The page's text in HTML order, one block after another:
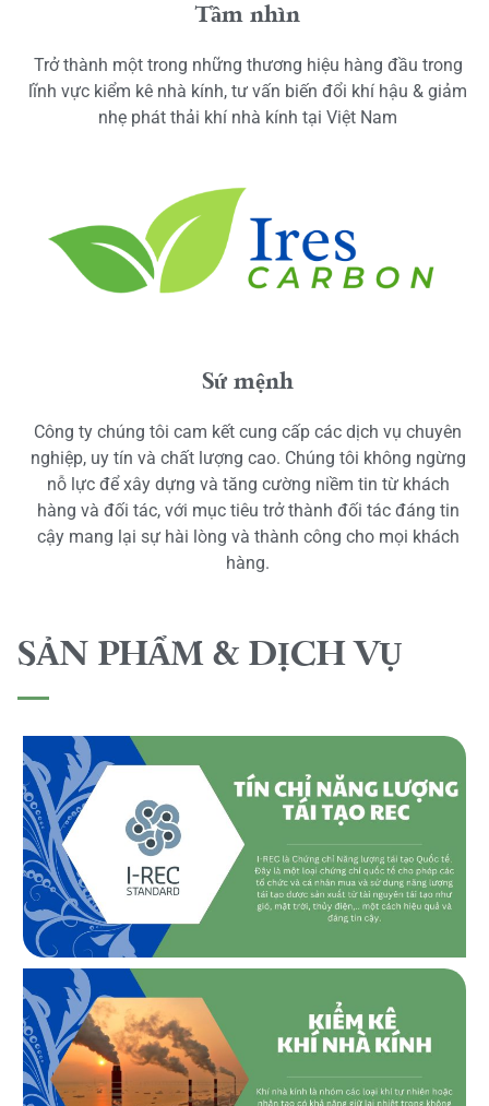
Tầm nhìn
Trở thành một trong những thương hiệu hàng đầu trong
lĩnh vực kiểm kê nhà kính, tư vấn biến đổi khí hậu & giảm
nhẹ phát thải khí nhà kính tại Việt Nam
Sứ mệnh
Công ty chúng tôi cam kết cung cấp các dịch vụ chuyên
nghiệp, uy tín và chất lượng cao. Chúng tôi không ngừng
nỗ lực để xây dựng và tăng cường niềm tin từ khách
hàng và đối tác, với mục tiêu trở thành đối tác đáng tin
cậy mang lại sự hài lòng và thành công cho mọi khách
hàng.
SẢN PHẨM & DỊCH VỤ